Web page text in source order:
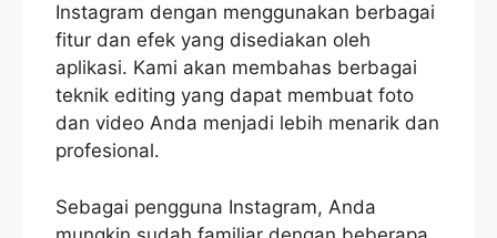
Instagram dengan menggunakan berbagai
fitur dan efek yang disediakan oleh
aplikasi. Kami akan membahas berbagai
teknik editing yang dapat membuat foto
dan video Anda menjadi lebih menarik dan
profesional.
Sebagai pengguna Instagram, Anda